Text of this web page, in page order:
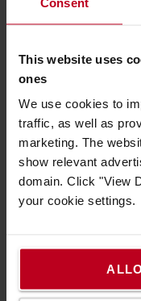
This website uses
ones
We use cookies to
traffic, as well as
marketing. The
show relevant
domain. Click "View
your cookie settings.
Mit dieser
elektronische Geräte
Der hohe Ladestrom
zuverlässige Ladung
wie Smartphones,
Technische Eigenschaften
USB 2-fach, 12 – 24 V,
Höhe:3,3cm